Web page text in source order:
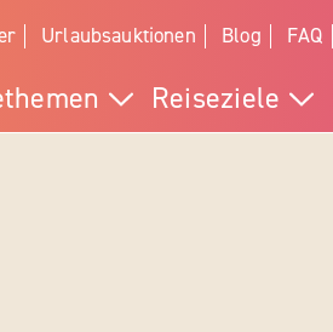
Urlaubsauktionen Blog FAQ
Reiseziele